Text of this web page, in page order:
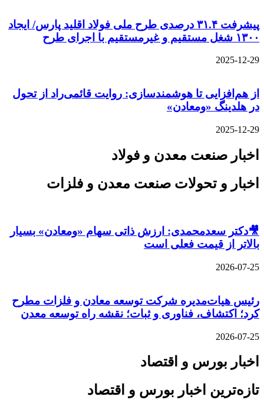
پیشرفت ۳۱.۴ درصدی طرح ملی فولاد اقلید پارس/ ایجاد
۱۳۰۰ شغل مستقیم و غیرمستقیم با اجرای طرح
2025-12-29
از هم‌افزایی تا هوشمندسازی: روایت قائمی‌راد از تحول
در هلدینگ «ومعادن»
2025-12-29
اخبار صنعت معدن و فولاد
اخبار و تحولات صنعت معدن و فلزات
🎥دکتر سعدمحمدی: ارزش ذاتی سهام «ومعادن» بسیار
بالاتر از قیمت فعلی است
2026-07-25
رئیس هیات‌مدیره شرکت توسعه معادن و فلزات مطرح
کرد؛ اکتشاف، فناوری و ثبات؛ نقشه راه توسعه معدن
2026-07-25
اخبار بورس و اقتصاد
تازه‌ترین اخبار بورس و اقتصاد